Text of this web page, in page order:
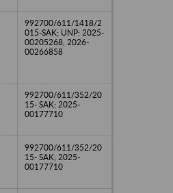
992700/611/1418/2
015-SAK; UNP: 2025-
00205268, 2026-
00266858
992700/611/352/20
15- SAK; 2025-
00177710
992700/611/352/20
15- SAK; 2025-
00177710